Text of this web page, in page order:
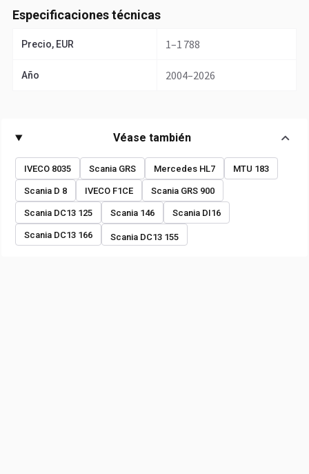
Especificaciones técnicas
Precio, EUR 1–1 788
Año 2004–2026
Véase también
IVECO 8035 Scania GRS Mercedes HL7 MTU 183
Scania D 8 IVECO F1CE Scania GRS 900
Scania DC13 125 Scania 146 Scania DI16
Scania DC13 166 Scania DC13 155